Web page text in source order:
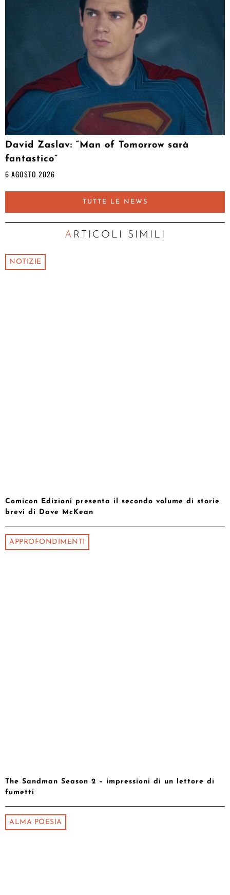
David Zaslav: “Man of Tomorrow sarà
fantastico”
6 AGOSTO 2026
TUTTE LE NEWS
ARTICOLI SIMILI
NOTIZIE
Comicon Edizioni presenta il secondo volume di storie
brevi di Dave McKean
APPROFONDIMENTI
The Sandman Season 2 – impressioni di un lettore di
fumetti
ALMA POESIA